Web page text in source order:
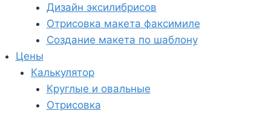
Дизайн эксилибрисов
Отрисовка макета факсимиле
Создание макета по шаблону
Цены
Калькулятор
Круглые и овальные
Отрисовка